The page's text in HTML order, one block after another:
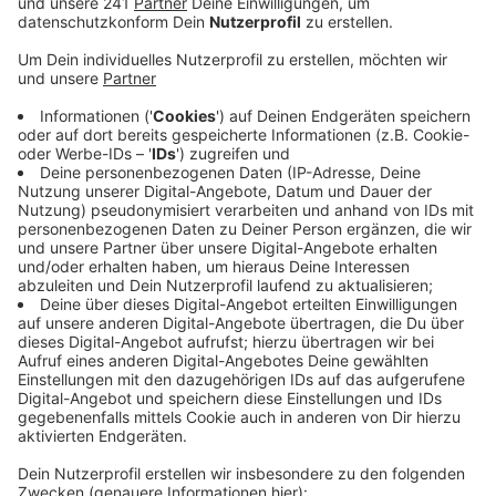
Inzwischen sind schon 1.000 Briefe unterschrieben
worden.
Veröffentlicht:Mittwoch, 30.03.2022 10:01
Anzeige
„Keinen Meter mehr!“ – unter diesem Motto können
sich Bürger aktuell den Protest-Brief herunterladen
und unterschrieben an die Stadt schicken. Die Briefe
werden am 10. Juni bei einem Protest in Berlin an das
Verkehrsministerium übergeben. Dass nach so kurzer
Zeit schon so viele Briefe zusammengekommen sind,
zeigt die Geschlossenheit im Kampf gegen den
Autobahnausbau. Über alle Parteigrenzen hinweg hat
das Aktionsbündnis vergangenen Samstag in
Brief-Aktiongemacht.